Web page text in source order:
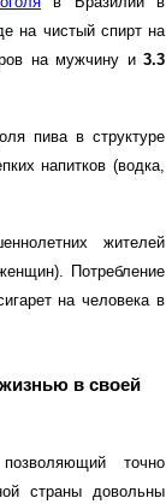
на чистый спирт на
на мужчину и3.3
пива в структуре
напитков (водка,
жителей
Потребление
на человека в
в своей
точно
страны довольны